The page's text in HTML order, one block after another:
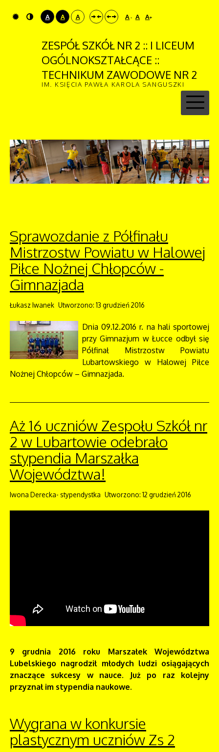
A A A A- A A+
ZESPÓŁ SZKÓŁ NR 2 :: I LICEUM
OGÓLNOKSZTAŁCĄCE ::
TECHNIKUM ZAWODOWE NR 2
IM. KSIĘCIA PAWŁA KAROLA SANGUSZKI
Sprawozdanie z Półfinału
Mistrzostw Powiatu w Halowej
Piłce Nożnej Chłopców -
Gimnazjada
Łukasz Iwanek Utworzono: 13 grudzień 2016
Dnia 09.12.2016 r. na hali sportowej
przy Gimnazjum w Łucce odbył się
Półfinał Mistrzostw Powiatu
Lubartowskiego w Halowej Piłce
Nożnej Chłopców – Gimnazjada.
Aż 16 uczniów Zespołu Szkół nr
2 w Lubartowie odebrało
stypendia Marszałka
Województwa!
Iwona Derecka- stypendystka Utworzono: 12 grudzień 2016
9 grudnia 2016 roku Marszałek Województwa
Lubelskiego nagrodził młodych ludzi osiągających
znaczące sukcesy w nauce. Już po raz kolejny
przyznał im stypendia naukowe.
Wygrana w konkursie
plastycznym uczniów Zs 2